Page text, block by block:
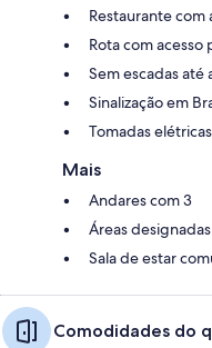
Restaurante com
Rota com acesso
Sem escadas até
Sinalização em
Tomadas
Mais
Andares com 3
Áreas
Sala de estar
Comodidades do